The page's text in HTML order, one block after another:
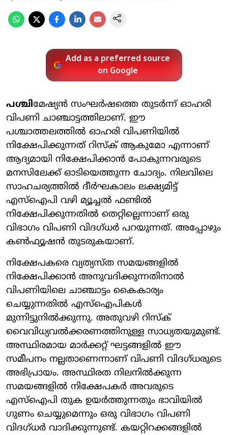
Add as a preferred source
on Google
പശ്ചിമേഷ്യന്‍ സംഘര്‍ഷത്തെ തുടര്‍ന്ന് ഓഹരി
വിപണി ചാഞ്ചാട്ടത്തിലാണ്. ഈ
പശ്ചാത്തലത്തില്‍ ഓഹരി വിപണിയില്‍
നിക്ഷേപിക്കുന്നത് റിസ്‌ക് ആകുമോ എന്നാണ്
ആദ്യമായി നിക്ഷേപിക്കാന്‍ പോകുന്നവരുടെ
മനസിലേക്ക് ഓടിയെത്തുന്ന ചോദ്യം. നിലവിലെ
സാഹചര്യത്തില്‍ ദീര്‍ഘകാലം ലക്ഷ്യമിട്ട്
എസ്ഐപി വഴി മ്യൂച്ചല്‍ ഫണ്ടില്‍
നിക്ഷേപിക്കുന്നതില്‍ തെറ്റില്ലെന്നാണ് ഒരു
വിഭാഗം വിപണി വിദഗ്ധര്‍ പറയുന്നത്. അപ്പോഴും
കണ്‍ഫ്യൂഷന്‍ തുടരുകയാണ്.
നിക്ഷേപകരെ വ്യത്യസ്ത സമയങ്ങളില്‍
നിക്ഷേപിക്കാന്‍ അനുവദിക്കുന്നതിനാല്‍
വിപണിയിലെ ചാഞ്ചാട്ടം കൈകാര്യം
ചെയ്യുന്നതില്‍ എസ്ഐപികള്‍
മുന്നിട്ടുനില്‍ക്കുന്നു. അതുവഴി റിസ്‌ക്
വൈവിധ്യവല്‍ക്കരണത്തിനുള്ള സാധ്യതയുമുണ്ട്.
അസ്ഥിരമായ മാര്‍ക്കറ്റ് ഘട്ടങ്ങളില്‍ ഈ
സമീപനം നല്ലതാണെന്നാണ് വിപണി വിദഗ്ധരുടെ
അഭിപ്രായം. അസ്ഥിരത നിലനില്‍ക്കുന്ന
സമയങ്ങളില്‍ നിക്ഷേപകര്‍ അവരുടെ
എസ്ഐപി തുക ഉയര്‍ത്തുന്നതും ഭാവിയില്‍
ഗുണം ചെയ്യുമെന്നും ഒരു വിഭാഗം വിപണി
വിദഗ്ധര്‍ വാദിക്കുന്നുണ്ട്. കയറ്റിറക്കങ്ങളില്‍